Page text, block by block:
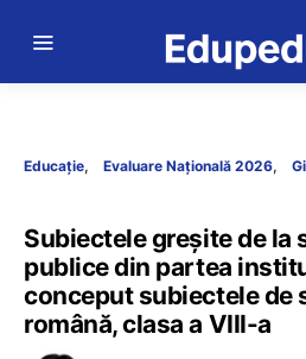
Educație Evaluare Națională 2026
Subiectele greșite de la
publice din partea
conceput subiectele de
română, clasa a VIII-a